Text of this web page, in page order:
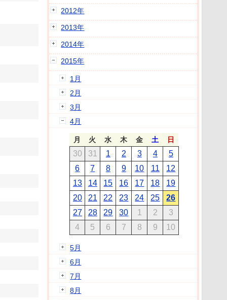
2012年
2013年
2014年
2015年
1月
2月
3月
4月
月 火 水 木 金 土 日
30 31 1 2 3 4
5
6
7 8 9 10 11
12
13
14 15 16 17 18
19
20
21 22 23 24 25
26
27
28 29 30 1 2
3
4
5 6 7 8 9 10
5月
6月
7月
8月